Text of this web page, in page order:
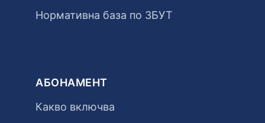
Нормативна база по ЗБУТ
АБОНАМЕНТ
Какво включва